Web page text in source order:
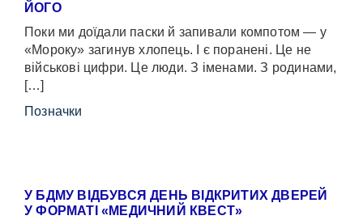
ЙОГО
Поки ми доїдали паски й запивали компотом — у
«Мороку» загинув хлопець. І є поранені. Це не
військові цифри. Це люди. З іменами. З родинами,
[…]
Позначки
У БДМУ ВІДБУВСЯ ДЕНЬ ВІДКРИТИХ ДВЕРЕЙ
У ФОРМАТІ «МЕДИЧНИЙ КВЕСТ»